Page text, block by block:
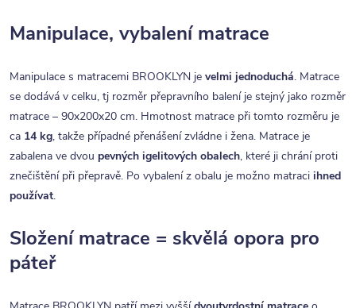
Manipulace, vybalení matrace
Manipulace s matracemi BROOKLYN je velmi jednoduchá. Matrace
se dodává v celku, tj rozměr přepravního balení je stejný jako rozměr
matrace – 90x200x20 cm. Hmotnost matrace při tomto rozměru je
ca 14 kg, takže případné přenášení zvládne i žena. Matrace je
zabalena ve dvou pevných igelitových obalech, které ji chrání proti
znečištění při přepravě. Po vybalení z obalu je možno matraci ihned
používat.
Složení matrace = skvělá opora pro
páteř